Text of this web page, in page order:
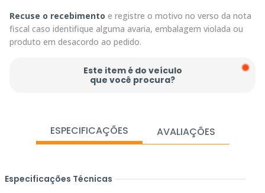
Recuse o recebimento e registre o motivo no verso da nota
fiscal caso identifique alguma avaria, embalagem violada ou
produto em desacordo ao pedido.
Este item é do veículo
que você procura?
ESPECIFICAÇÕES AVALIAÇÕES
Especificações Técnicas